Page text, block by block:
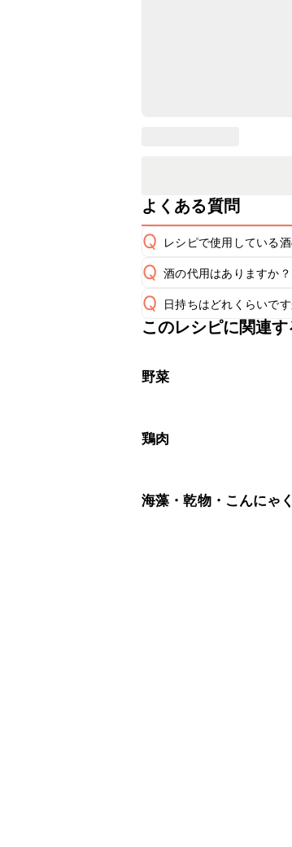
よくある質問
Q レシピで使用している
A
Q 酒の代用はありますか？
A
Q 日持ちはどれくらいです
保存期間は冷蔵で翌日
※日持ちは目安です。
このレシピに関連す
野菜
鶏肉
海藻・乾物・こんにゃく